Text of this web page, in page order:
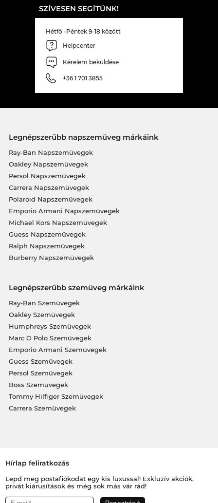
SZÍVESEN SEGÍTÜNK!
Hétfő -Péntek 9-18 között
Helpcenter
Kérelem beküldése
+36 1 701 3855
Legnépszerűbb napszemüveg márkáink
Ray-Ban Napszemüvegek
Oakley Napszemüvegek
Persol Napszemüvegek
Carrera Napszemüvegek
Polaroid Napszemüvegek
Emporio Armani Napszemüvegek
Michael Kors Napszemüvegek
Guess Napszemüvegek
Ralph Napszemüvegek
Burberry Napszemüvegek
Legnépszerűbb szemüveg márkáink
Ray-Ban Szemüvegek
Oakley Szemüvegek
Humphreys Szemüvegek
Marc O Polo Szemüvegek
Emporio Armani Szemüvegek
Guess Szemüvegek
Persol Szemüvegek
Boss Szemüvegek
Tommy Hilfiger Szemüvegek
Carrera Szemüvegek
Hírlap feliratkozás
Lepd meg postafiókodat egy kis luxussal! Exkluzív akciók,
privát kiárusítások és még sok más vár rád!